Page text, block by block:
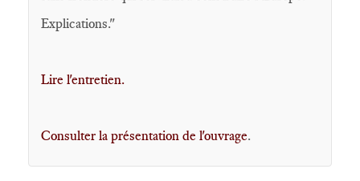
Explications."
Lire l'entretien.
Consulter la présentation de l'ouvrage.